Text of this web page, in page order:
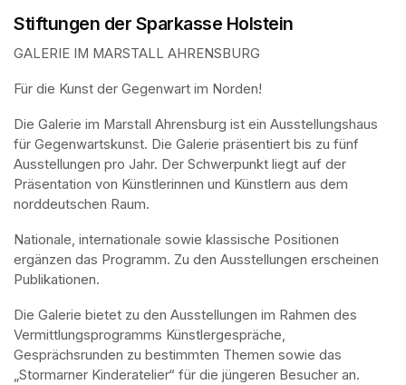
Stiftungen der Sparkasse Holstein
GALERIE IM MARSTALL AHRENSBURG
Für die Kunst der Gegenwart im Norden!
Die Galerie im Marstall Ahrensburg ist ein Ausstellungshaus
für Gegenwartskunst. Die Galerie präsentiert bis zu fünf
Ausstellungen pro Jahr. Der Schwerpunkt liegt auf der
Präsentation von Künstlerinnen und Künstlern aus dem
norddeutschen Raum.
Nationale, internationale sowie klassische Positionen
ergänzen das Programm. Zu den Ausstellungen erscheinen
Publikationen.
Die Galerie bietet zu den Ausstellungen im Rahmen des
Vermittlungsprogramms Künstlergespräche,
Gesprächsrunden zu bestimmten Themen sowie das
„Stormarner Kinderatelier“ für die jüngeren Besucher an.